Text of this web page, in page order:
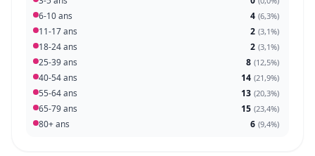
6-10 ans 4 (6,3%)
11-17 ans 2 (3,1%)
18-24 ans 2 (3,1%)
25-39 ans 8 (12,5%)
40-54 ans 14 (21,9%)
55-64 ans 13 (20,3%)
65-79 ans 15 (23,4%)
80+ ans 6 (9,4%)